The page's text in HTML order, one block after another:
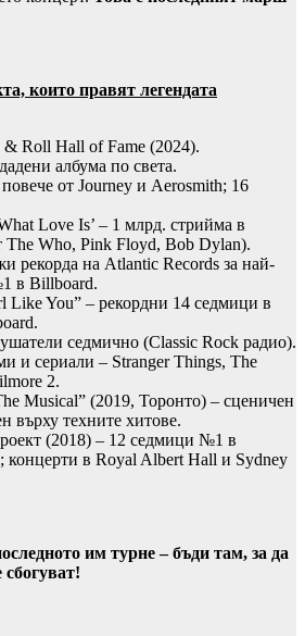
които правят легендата
Roll Hall of Fame (2024).
албума по света.
от Journey и Aerosmith; 16
Love Is’ – 1 млрд. стрийма в
The Who, Pink Floyd, Bob Dylan).
рекорда на Atlantic Records за най-
в Billboard.
Like You” – рекордни 14 седмици в
седмично (Classic Rock радио).
и сериали – Stranger Things, The
2.
Musical” (2019, Торонто) – сценичен
върху техните хитове.
(2018) – 12 седмици №1 в
концерти в Royal Albert Hall и Sydney
им турне – бъди там, за да
!